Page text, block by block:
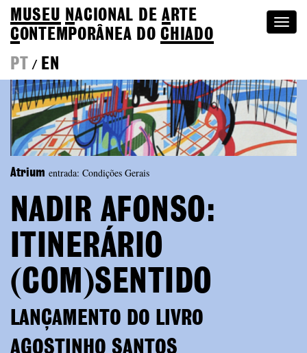
MUSEU NACIONAL DEA RTE
CONTEMPORÂNEA DOCHIADO
PT
/ EN
Atrium entrada: Condições Gerais
NADIR AFONSO:
ITINERÁRIO
(COM)SENTIDO
LANÇAMENTO DO LIVRO
AGOSTINHO SANTOS